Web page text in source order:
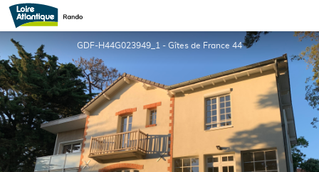
Ker Yvette 13 personnes
GDF-H44G023949_1 - Gîtes de France 44